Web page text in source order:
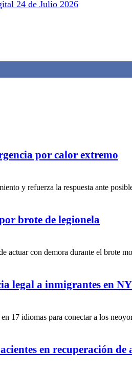
por calor extremo
y refuerza la respuesta ante
brote de legionela
actuar con demora durante el brote
legal a inmigrantes en
17 idiomas para conectar a los
en recuperación de